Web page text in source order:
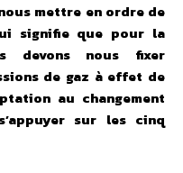
mettre en ordre de
signifie que pour la
devons nous fixer
de gaz à effet de
au changement
sur les cinq